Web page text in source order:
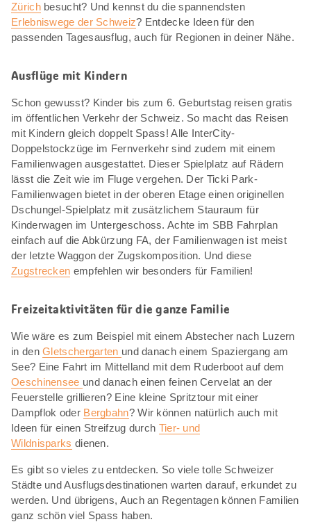
Zürichbesucht? Und kennst du die spannendsten
Erlebniswege der Schweiz? Entdecke Ideen für den
passenden Tagesausflug, auch für Regionen in deiner Nähe.
Ausflüge mit Kindern
Schon gewusst? Kinder bis zum 6. Geburtstag reisen gratis
im öffentlichen Verkehr der Schweiz. So macht das Reisen
mit Kindern gleich doppelt Spass! Alle InterCity-
Doppelstockzüge im Fernverkehr sind zudem mit einem
Familienwagen ausgestattet. Dieser Spielplatz auf Rädern
lässt die Zeit wie im Fluge vergehen. Der Ticki Park-
Familienwagen bietet in der oberen Etage einen originellen
Dschungel-Spielplatz mit zusätzlichem Stauraum für
Kinderwagen im Untergeschoss. Achte im SBB Fahrplan
einfach auf die Abkürzung FA, der Familienwagen ist meist
der letzte Waggon der Zugskomposition. Und diese
Zugstrecken empfehlen wir besonders für Familien!
Freizeitaktivitäten für die ganze Familie
Wie wäre es zum Beispiel mit einem Abstecher nach Luzern
in denGletschergarten und danach einem Spaziergang am
See? Eine Fahrt im Mittelland mit dem Ruderboot auf dem
Oeschinensee und danach einen feinen Cervelat an der
Feuerstelle grillieren? Eine kleine Spritztour mit einer
Dampflok oder Bergbahn? Wir können natürlich auch mit
Ideen für einen Streifzug durch Tier- und
Wildnisparks dienen.
Es gibt so vieles zu entdecken. So viele tolle Schweizer
Städte und Ausflugsdestinationen warten darauf, erkundet zu
werden. Und übrigens, Auch an Regentagen können Familien
ganz schön viel Spass haben.